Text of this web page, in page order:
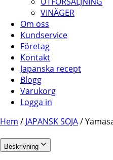
VINÄGER
Om oss
Kundservice
Företag
Kontakt
Japanska recept
Blogg
Varukorg
Logga in
Hem / JAPANSK SOJA/
Beskrivning